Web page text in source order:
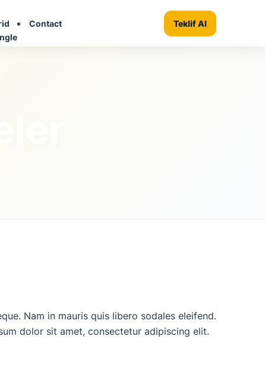
Contact Teklif Al
Nam in mauris quis libero sodales eleifend.
dolor sit amet, consectetur adipiscing elit.